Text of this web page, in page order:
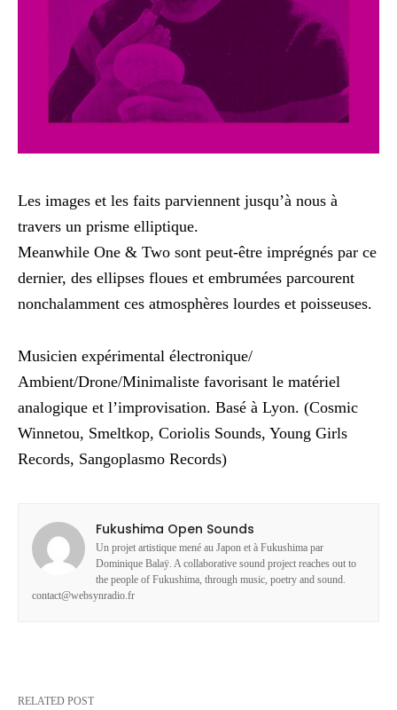
Les images et les faits parviennent jusqu’à nous à
travers un prisme elliptique.
Meanwhile One & Two sont peut-être imprégnés par ce
dernier, des ellipses floues et embrumées parcourent
nonchalamment ces atmosphères lourdes et poisseuses.
Musicien expérimental électronique/
Ambient/Drone/Minimaliste favorisant le matériel
analogique et l’improvisation. Basé à Lyon. (Cosmic
Winnetou, Smeltkop, Coriolis Sounds, Young Girls
Records, Sangoplasmo Records)
Fukushima Open Sounds
Un projet artistique mené au Japon et à Fukushima par
Dominique Balaÿ. A collaborative sound project reaches out to
the people of Fukushima, through music, poetry and sound.
contact@websynradio.fr
RELATED POST